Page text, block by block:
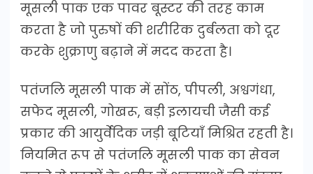
मूसली पाक एक पावर बूस्टर की तरह काम
करता है जो पुरुषों की शरीरिक दुर्बलता को दूर
करके शुक्राणु बढ़ाने में मदद करता है।
पतंजलि मूसली पाक में सोंठ, पीपली, अश्वगंधा,
सफेद मूसली, गोखरू, बड़ी इलायची जैसी कई
प्रकार की आयुर्वेदिक जड़ी बूटियाँ मिश्रित रहती है।
नियमित रूप से पतंजलि मूसली पाक का सेवन